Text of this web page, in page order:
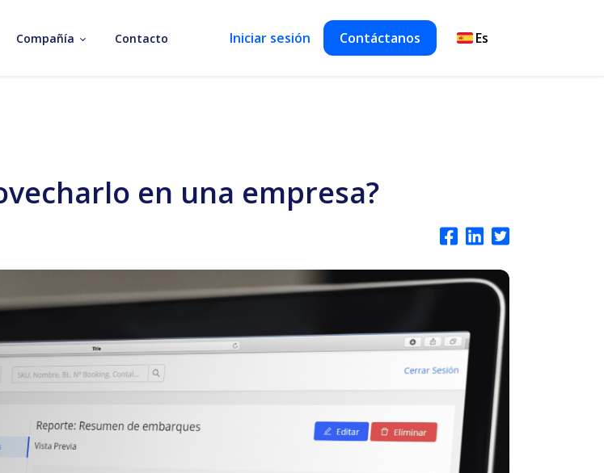
Compañía Contacto Iniciar sesión Contáctanos
en una empresa?